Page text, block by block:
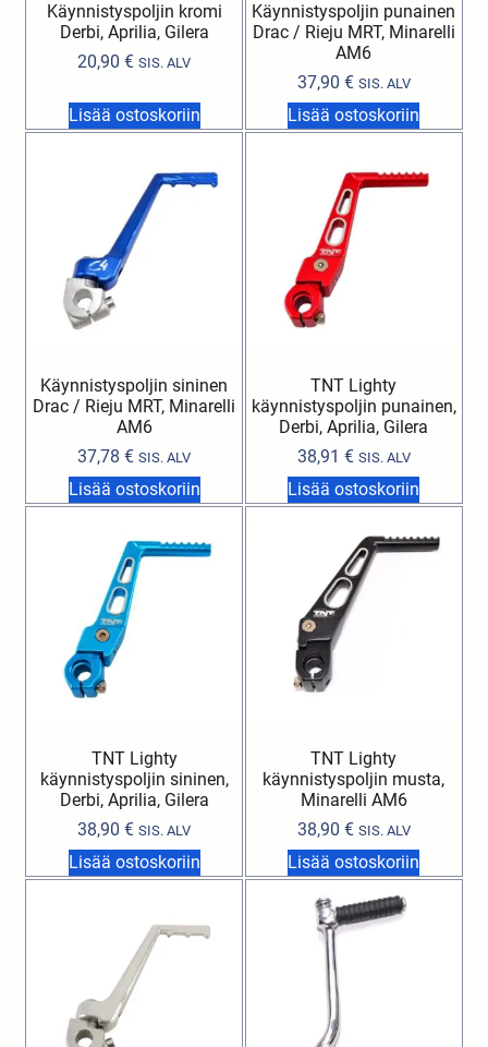
Käynnistyspoljin kromi
Derbi, Aprilia, Gilera
20,90€ SIS. ALV
Lisää ostoskoriin
Käynnistyspoljin punainen
Drac / Rieju MRT, Minarelli
AM6
37,90 € SIS. ALV
Lisää ostoskoriin
Käynnistyspoljin sininen
Drac / Rieju MRT, Minarelli
AM6
37,78€ SIS. ALV
Lisää ostoskoriin
TNT Lighty
käynnistyspoljin punainen,
Derbi, Aprilia, Gilera
38,91 € SIS. ALV
Lisää ostoskoriin
TNT Lighty
käynnistyspoljin sininen,
Derbi, Aprilia, Gilera
38,90€ SIS. ALV
Lisää ostoskoriin
TNT Lighty
käynnistyspoljin musta,
Minarelli AM6
38,90 € SIS. ALV
Lisää ostoskoriin